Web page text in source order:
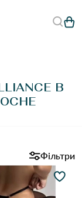
В
Фільтри